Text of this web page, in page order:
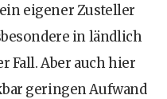
eigener Zusteller
in ländlich
Fall. Aber auch hier
geringen Aufwand